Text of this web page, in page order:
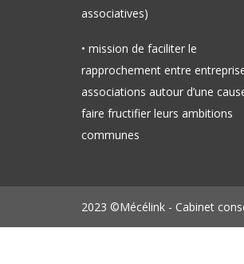
associatives)
• mission de faciliter le
rapprochement entre
associations autour d’une
faire fructifier leurs ambitions
communes
2023 ©Mécélink - Cabinet